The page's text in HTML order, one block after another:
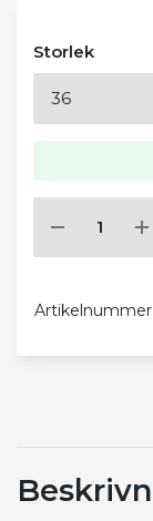
Storlek
Artikelnummer